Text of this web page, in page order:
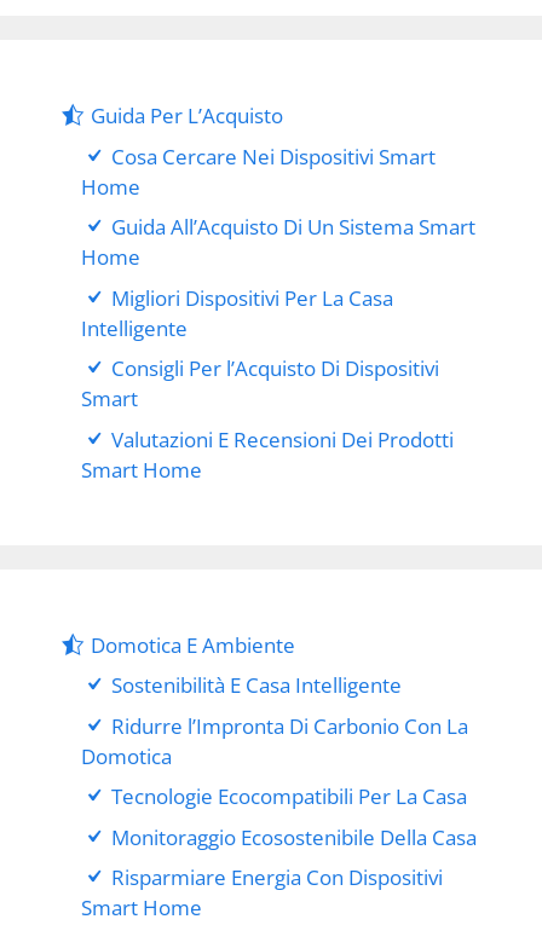
Guida Per L’Acquisto
Cosa Cercare Nei Dispositivi Smart
Home
Guida All’Acquisto Di Un Sistema Smart
Home
Migliori Dispositivi Per La Casa
Intelligente
Consigli Per l’Acquisto Di Dispositivi
Smart
Valutazioni E Recensioni Dei Prodotti
Smart Home
Domotica E Ambiente
Sostenibilità E Casa Intelligente
Ridurre l’Impronta Di Carbonio Con La
Domotica
Tecnologie Ecocompatibili Per La Casa
Monitoraggio Ecosostenibile Della Casa
Risparmiare Energia Con Dispositivi
Smart Home